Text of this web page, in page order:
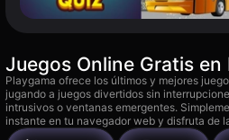
Juegos Online Gratis en
Playgama ofrece los últimos y mejores
jugando a juegos divertidos sin
intrusivos o ventanas emergentes.
instante en tu navegador web y disfruta de